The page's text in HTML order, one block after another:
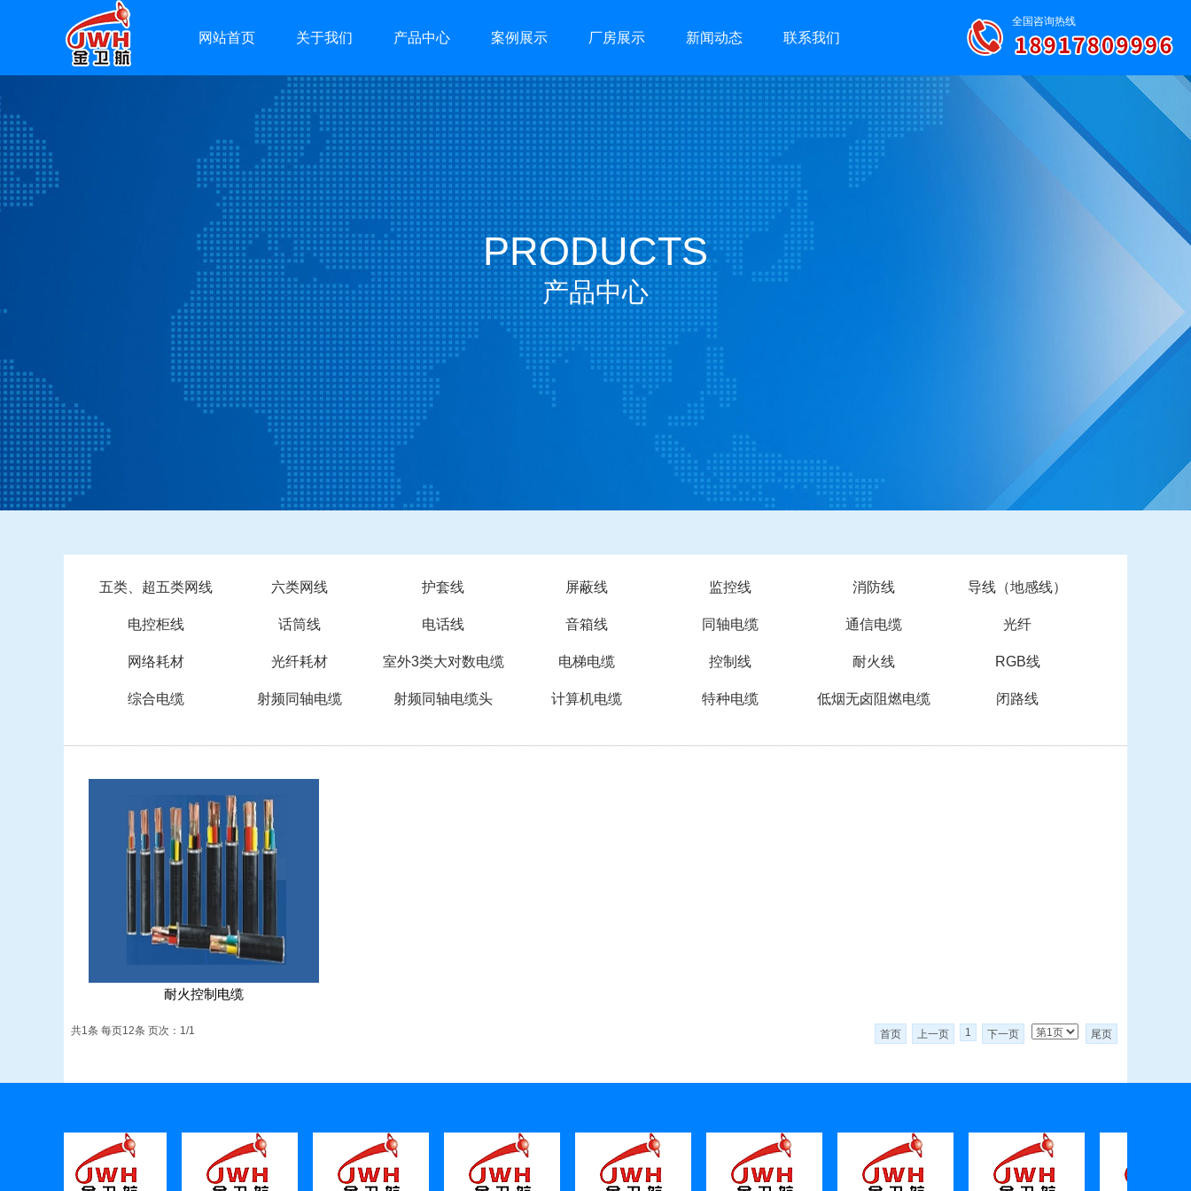
PRODUCTS
产品中心
网站首页 关于我们 产品中心 案例展示 厂房展示 新闻动态 联系我们
全国咨询热线
五类、超五类网线 六类网线 护套线 屏蔽线 监控线 消防线 导线（地感线）
电控柜线 话筒线 电话线 音箱线 同轴电缆 通信电缆 光纤
网络耗材 光纤耗材 室外3类大对数电缆 电梯电缆 控制线 耐火线 RGB线
综合电缆 射频同轴电缆 射频同轴电缆头 计算机电缆 特种电缆 低烟无卤阻燃电缆 闭路线
耐火控制电缆
共1条 每页12条 页次：1/1 首页 上一页 1 下一页 尾页